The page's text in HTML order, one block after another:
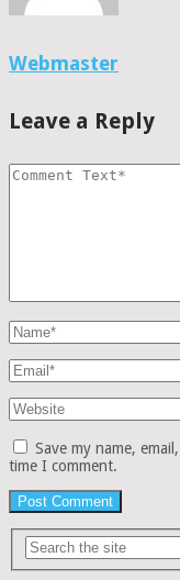
Webmaster
Leave a Reply
Save my name,
time I comment.